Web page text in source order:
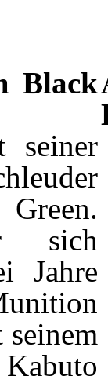
Black
seiner
sich
Jahre